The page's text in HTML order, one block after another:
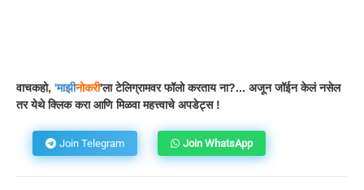
वाचकहो, 'माझीनोकरी'ला टेलिग्रामवर फॉलो करताय ना?... अजून जॉईन केलं नसेल
तर येथे क्लिक करा आणि मिळवा महत्त्वाचे अपडेट्स !
Join Telegram Join WhatsApp